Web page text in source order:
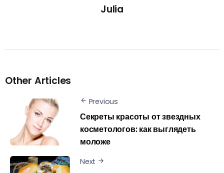
Julia
Other Articles
Previous
Секреты красоты от звездных
косметологов: как выглядеть
моложе
Next